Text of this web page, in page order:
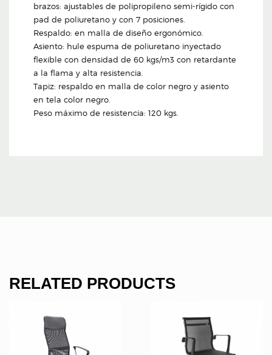
brazos: ajustables de polipropileno semi-rígido con
pad de poliuretano y con 7 posiciones.
Respaldo: en malla de diseño ergonómico.
Asiento: hule espuma de poliuretano inyectado
flexible con densidad de 60 kgs/m3 con retardante
a la flama y alta resistencia.
Tapiz: respaldo en malla de color negro y asiento
en tela color negro.
Peso máximo de resistencia: 120 kgs.
RELATED PRODUCTS